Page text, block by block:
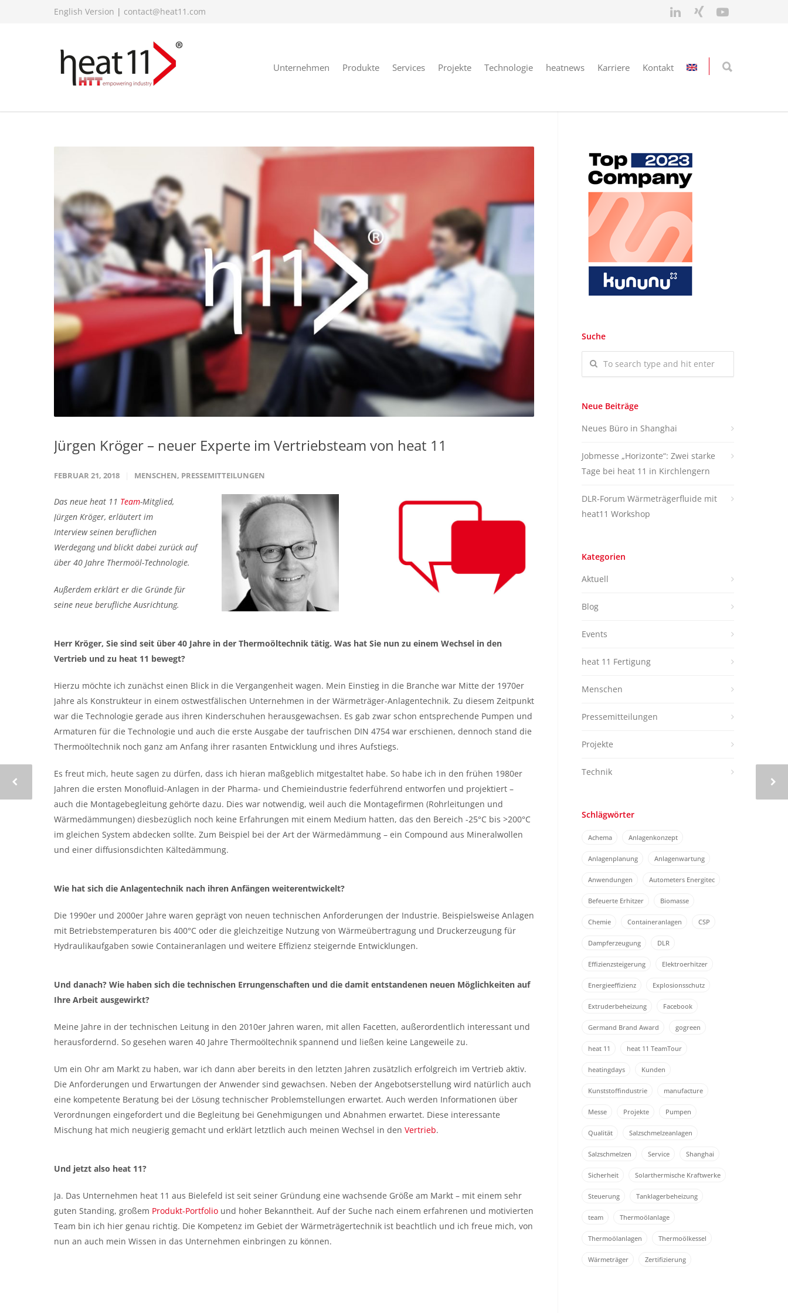
English Version | contact@heat11.com
Unternehmen Produkte Services Projekte Technologie heatnews Karriere Kontakt
Jürgen Kröger – neuer Experte im Vertriebsteam von heat 11
FEBRUAR 21, 2018 MENSCHEN, PRESSEMITTEILUNGEN
Das neue heat 11 Team-Mitglied,
Jürgen Kröger, erläutert im
Interview seinen beruflichen
Werdegang und blickt dabei zurück auf
über 40 Jahre Thermoöl-Technologie.
Außerdem erklärt er die Gründe für
seine neue berufliche Ausrichtung.
Herr Kröger, Sie sind seit über 40 Jahre in der Thermoöltechnik tätig. Was hat Sie nun zu einem Wechsel in den
Vertrieb und zu heat 11 bewegt?
Hierzu möchte ich zunächst einen Blick in die Vergangenheit wagen. Mein Einstieg in die Branche war Mitte der 1970er
Jahre als Konstrukteur in einem ostwestfälischen Unternehmen in der Wärmeträger-Anlagentechnik. Zu diesem Zeitpunkt
war die Technologie gerade aus ihren Kinderschuhen herausgewachsen. Es gab zwar schon entsprechende Pumpen und
Armaturen für die Technologie und auch die erste Ausgabe der taufrischen DIN 4754 war erschienen, dennoch stand die
Thermoöltechnik noch ganz am Anfang ihrer rasanten Entwicklung und ihres Aufstiegs.
Es freut mich, heute sagen zu dürfen, dass ich hieran maßgeblich mitgestaltet habe. So habe ich in den frühen 1980er
Jahren die ersten Monofluid-Anlagen in der Pharma- und Chemieindustrie federführend entworfen und projektiert –
auch die Montagebegleitung gehörte dazu. Dies war notwendig, weil auch die Montagefirmen (Rohrleitungen und
Wärmedämmungen) diesbezüglich noch keine Erfahrungen mit einem Medium hatten, das den Bereich -25°C bis >200°C
im gleichen System abdecken sollte. Zum Beispiel bei der Art der Wärmedämmung – ein Compound aus Mineralwollen
und einer diffusionsdichten Kältedämmung.
Wie hat sich die Anlagentechnik nach ihren Anfängen weiterentwickelt?
Die 1990er und 2000er Jahre waren geprägt von neuen technischen Anforderungen der Industrie. Beispielsweise Anlagen
mit Betriebstemperaturen bis 400°C oder die gleichzeitige Nutzung von Wärmeübertragung und Druckerzeugung für
Hydraulikaufgaben sowie Containeranlagen und weitere Effizienz steigernde Entwicklungen.
Und danach? Wie haben sich die technischen Errungenschaften und die damit entstandenen neuen Möglichkeiten auf
Ihre Arbeit ausgewirkt?
Meine Jahre in der technischen Leitung in den 2010er Jahren waren, mit allen Facetten, außerordentlich interessant und
herausfordernd. So gesehen waren 40 Jahre Thermoöltechnik spannend und ließen keine Langeweile zu.
Um ein Ohr am Markt zu haben, war ich dann aber bereits in den letzten Jahren zusätzlich erfolgreich im Vertrieb aktiv.
Die Anforderungen und Erwartungen der Anwender sind gewachsen. Neben der Angebotserstellung wird natürlich auch
eine kompetente Beratung bei der Lösung technischer Problemstellungen erwartet. Auch werden Informationen über
Verordnungen eingefordert und die Begleitung bei Genehmigungen und Abnahmen erwartet. Diese interessante
Mischung hat mich neugierig gemacht und erklärt letztlich auch meinen Wechsel in den Vertrieb.
Und jetzt also heat 11?
Ja. Das Unternehmen heat 11 aus Bielefeld ist seit seiner Gründung eine wachsende Größe am Markt – mit einem sehr
guten Standing, großem Produkt-Portfolio und hoher Bekanntheit. Auf der Suche nach einem erfahrenen und motivierten
Team bin ich hier genau richtig. Die Kompetenz im Gebiet der Wärmeträgertechnik ist beachtlich und ich freue mich, von
nun an auch mein Wissen in das Unternehmen einbringen zu können.
Suche
Neue Beiträge
Neues Büro in Shanghai
Jobmesse „Horizonte“: Zwei starke
Tage bei heat 11 in Kirchlengern
DLR-Forum Wärmeträgerfluide mit
heat11 Workshop
Kategorien
Aktuell
Blog
Events
heat 11 Fertigung
Menschen
Pressemitteilungen
Projekte
Technik
Schlägwörter
Achema Anlagenkonzept
Anlagenplanung Anlagenwartung
Anwendungen Autometers Energitec
Befeuerte Erhitzer Biomasse
Chemie Containeranlagen CSP
Dampferzeugung DLR
Effizienzsteigerung Elektroerhitzer
Energieeffizienz Explosionsschutz
Extruderbeheizung Facebook
Germand Brand Award gogreen
heat 11 heat 11 TeamTour
heatingdays Kunden
Kunststoffindustrie manufacture
Messe Projekte Pumpen
Qualität Salzschmelzeanlagen
Salzschmelzen Service Shanghai
Sicherheit Solarthermische Kraftwerke
Steuerung Tanklagerbeheizung
team Thermoölanlage
Thermoölanlagen Thermoölkessel
Wärmeträger Zertifizierung